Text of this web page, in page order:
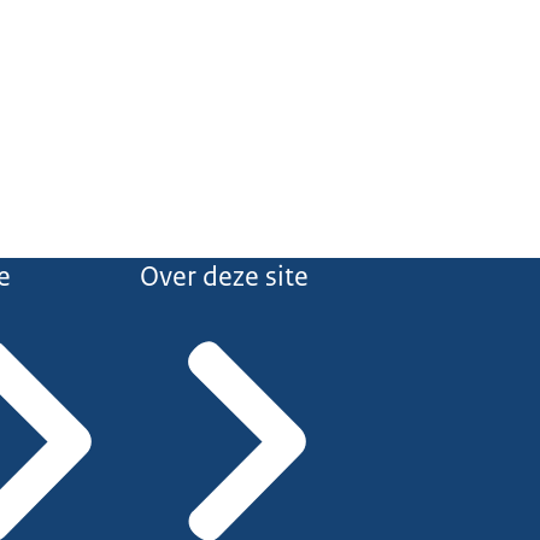
Over deze site